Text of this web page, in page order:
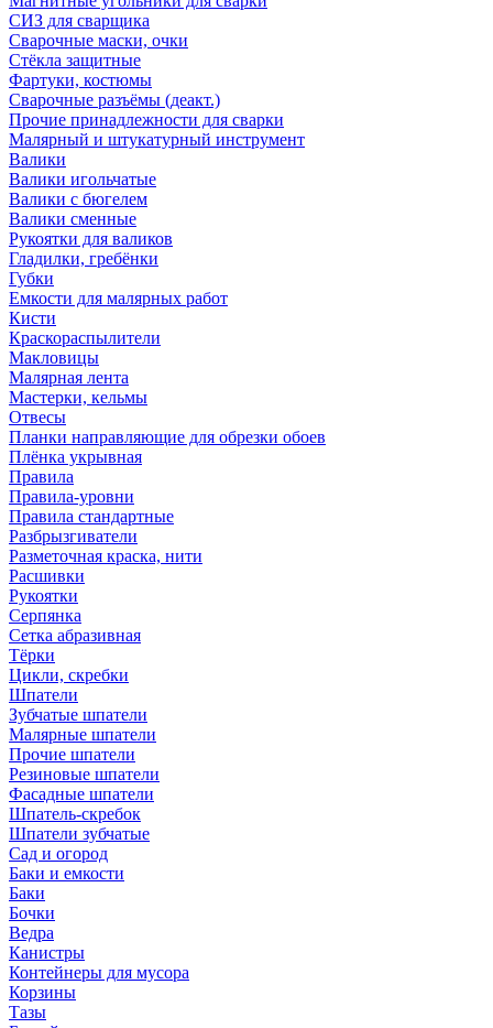
СИЗ для сварщика
Сварочные маски, очки
Стёкла защитные
Фартуки, костюмы
Сварочные разъёмы (деакт.)
Прочие принадлежности для сварки
Малярный и штукатурный инструмент
Валики
Валики игольчатые
Валики с бюгелем
Валики сменные
Рукоятки для валиков
Гладилки, гребёнки
Губки
Емкости для малярных работ
Кисти
Краскораспылители
Макловицы
Малярная лента
Мастерки, кельмы
Отвесы
Планки направляющие для обрезки обоев
Плёнка укрывная
Правила
Правила-уровни
Правила стандартные
Разбрызгиватели
Разметочная краска, нити
Расшивки
Рукоятки
Серпянка
Сетка абразивная
Тёрки
Цикли, скребки
Шпатели
Зубчатые шпатели
Малярные шпатели
Прочие шпатели
Резиновые шпатели
Фасадные шпатели
Шпатель-скребок
Шпатели зубчатые
Сад и огород
Баки и емкости
Баки
Бочки
Ведра
Канистры
Контейнеры для мусора
Корзины
Тазы